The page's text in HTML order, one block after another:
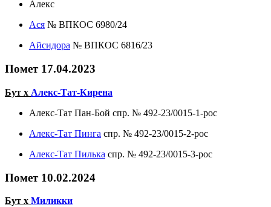
Алекс
Ася № ВПКОС 6980/24
Айсидора № ВПКОС 6816/23
Помет 17.04.2023
Бут х Алекс-Тат-Кирена
Алекс-Тат Пан-Бой спр. № 492-23/0015-1-рос
Алекс-Тат Пинга спр. № 492-23/0015-2-рос
Алекс-Тат Пилька спр. № 492-23/0015-3-рос
Помет 10.02.2024
Бут х Миликки